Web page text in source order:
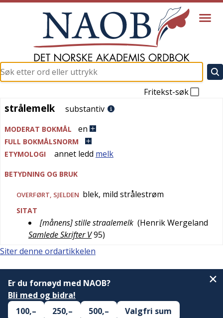
Fritekst-søk
strålemelk
strålemelk substantiv
MODERAT BOKMÅL en
FULL BOKMÅLSNORM
ETYMOLOGI
annet ledd melk
BETYDNING OG BRUK
OVERFØRT, SJELDEN blek, mild strålestrøm
SITAT
[månens] stille straalemelk (Henrik Wergeland
Samlede Skrifter V95)
Siter denne ordartikkelen
Er du fornøyd med NAOB?
Bli med og bidra!
100,–
250,– 500,– Valgfri sum